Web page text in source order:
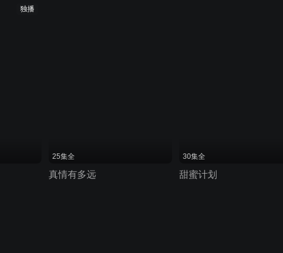
独播
25集全
真情有多远
30集全
甜蜜计划